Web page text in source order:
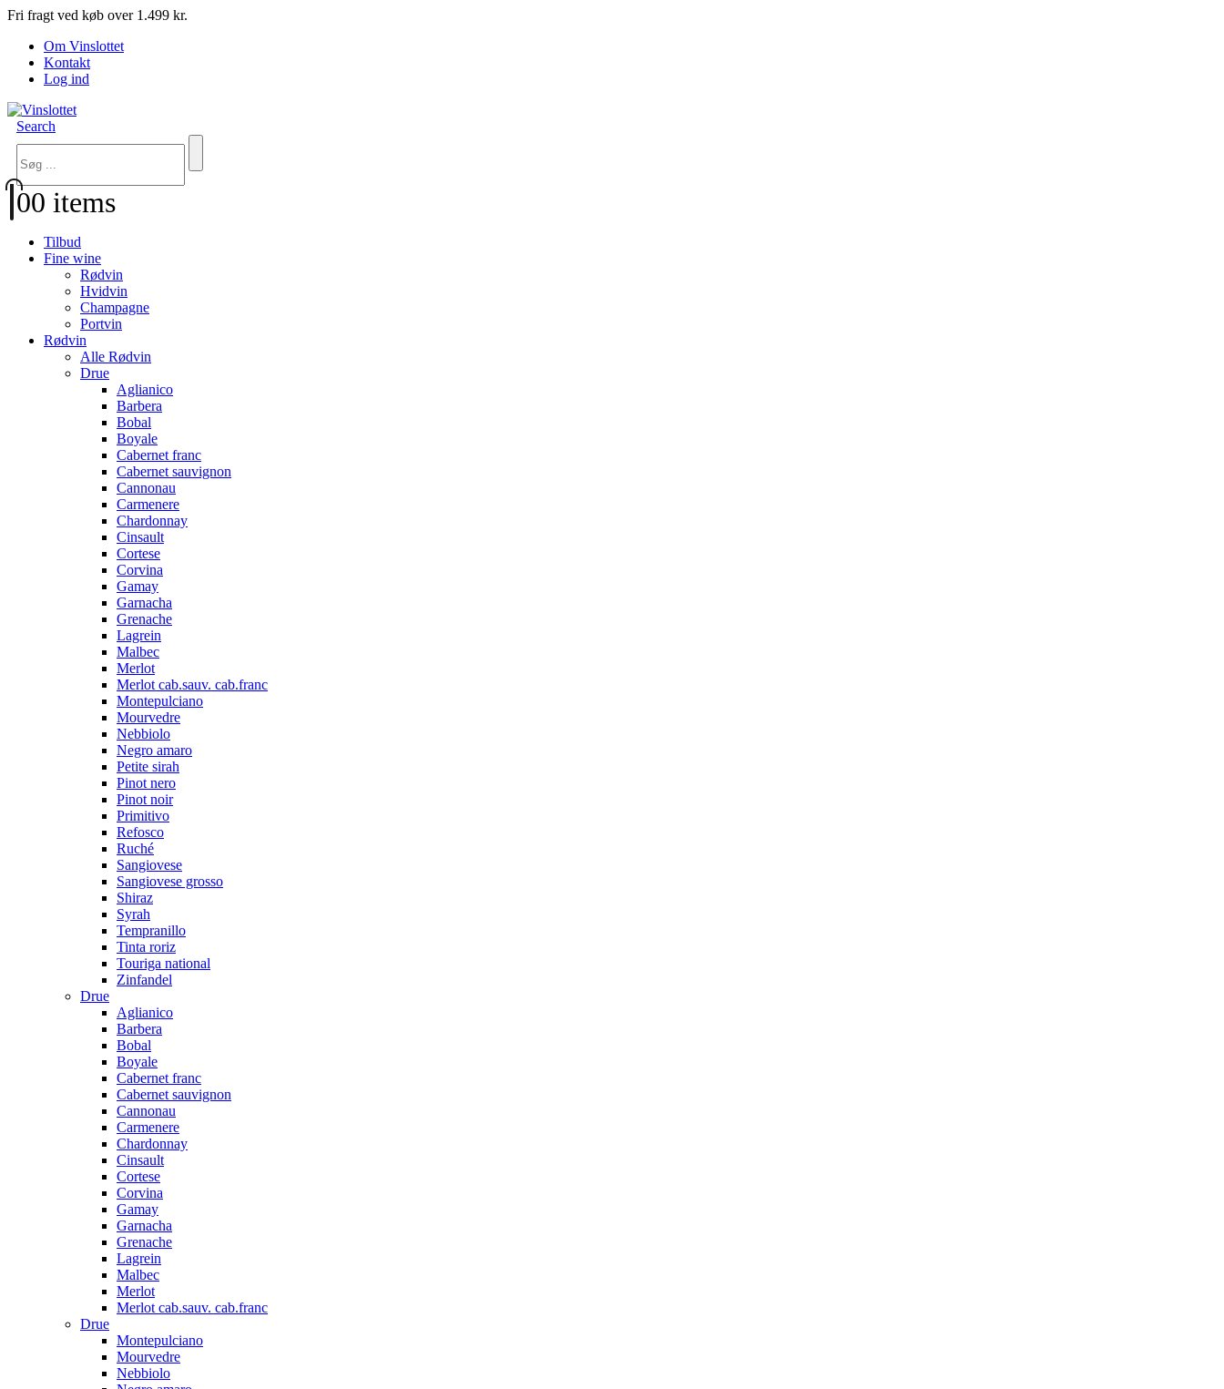
Fri fragt ved køb over 1.499 kr.
Om Vinslottet
Kontakt
Log ind
Search
00 items
Tilbud
Fine wine
Rødvin
Hvidvin
Champagne
Portvin
Rødvin
Alle Rødvin
Drue
Aglianico
Barbera
Bobal
Boyale
Cabernet franc
Cabernet sauvignon
Cannonau
Carmenere
Chardonnay
Cinsault
Cortese
Corvina
Gamay
Garnacha
Grenache
Lagrein
Malbec
Merlot
Merlot cab.sauv. cab.franc
Montepulciano
Mourvedre
Nebbiolo
Negro amaro
Petite sirah
Pinot nero
Pinot noir
Primitivo
Refosco
Ruché
Sangiovese
Sangiovese grosso
Shiraz
Syrah
Tempranillo
Tinta roriz
Touriga national
Zinfandel
Drue
Aglianico
Barbera
Bobal
Boyale
Cabernet franc
Cabernet sauvignon
Cannonau
Carmenere
Chardonnay
Cinsault
Cortese
Corvina
Gamay
Garnacha
Grenache
Lagrein
Malbec
Merlot
Merlot cab.sauv. cab.franc
Drue
Montepulciano
Mourvedre
Nebbiolo